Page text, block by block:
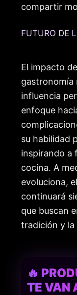
compartir
FUTURO DE
El impacto
gastronomía
influencia
enfoque
su habilidad
inspirando a
cocina. A
evoluciona,
continuará
que buscan
tradición y la
🔥
TE VAN